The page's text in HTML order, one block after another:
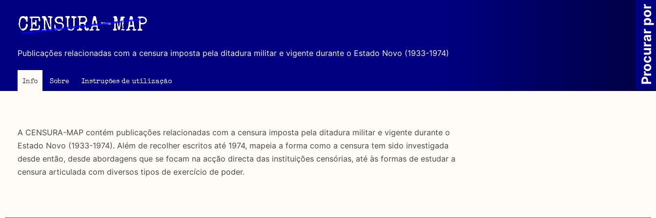
principal
CENSURA-MAP
Publicações relacionadas com a censura imposta pela ditadura militar e vigente durante o Estado Novo (1933-1974)
Info Sobre Instruções de utilização
A CENSURA-MAP contém publicações relacionadas com a censura imposta pela ditadura militar e vigente durante o
Estado Novo (1933-1974). Além de recolher escritos até 1974, mapeia a forma como a censura tem sido investigada
desde então, desde abordagens que se focam na acção directa das instituições censórias, até às formas de estudar a
censura articulada com diversos tipos de exercício de poder.
Procurar por